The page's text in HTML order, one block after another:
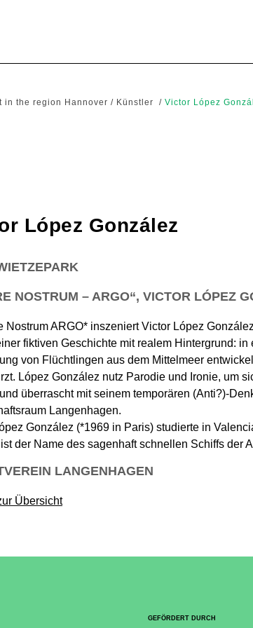
in the region Hannover / Künstler / Victor López
López González
NOSTRUM – ARGO“, VICTOR LÓPEZ
Nostrum ARGO* inszeniert Victor López
fiktiven Geschichte mit realem Hintergrund:
von Flüchtlingen aus dem Mittelmeer
López González nutz Parodie und Ironie, um
überrascht mit seinem temporären (Anti?)-
Langenhagen.
González (*1969 in Paris) studierte in
der Name des sagenhaft schnellen Schiffs der
LANGENHAGEN
Übersicht
GEFÖRDERT DURCH